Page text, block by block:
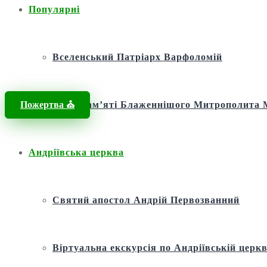
Популярні
Вселенський Патріарх Варфоломій
Фонд пам’яті Блаженнішого
Андріївська церква
Святий апостол Андрій Первозванний
Віртуальна екскурсія по Андріївській
Пожертва ⛪️